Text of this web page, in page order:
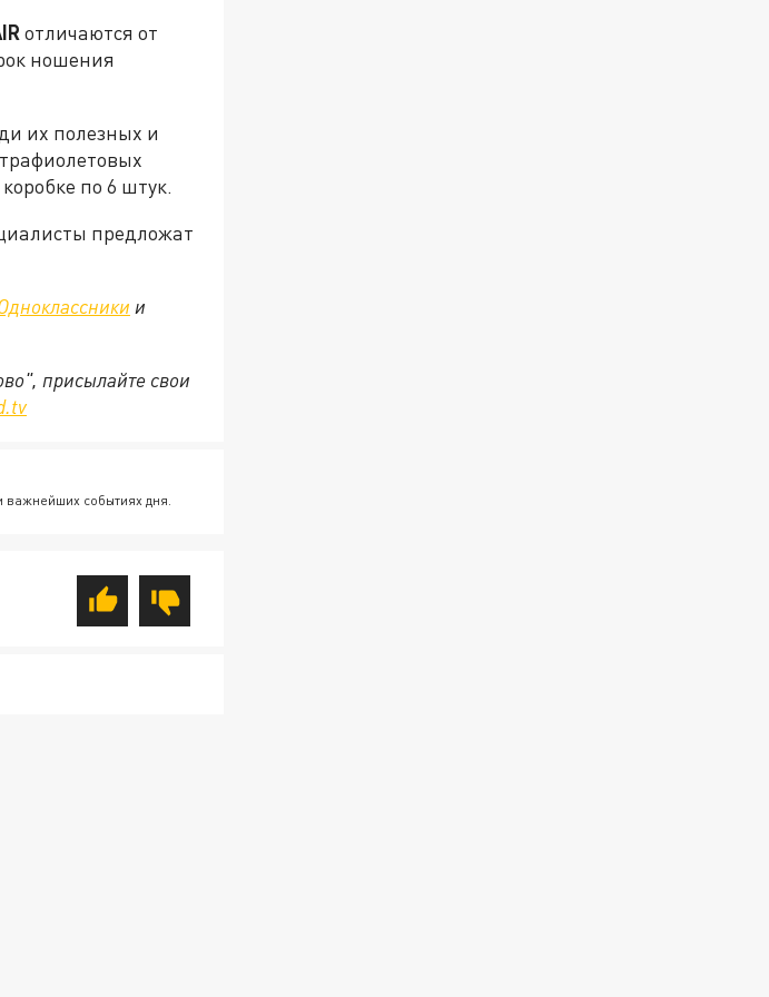
отличаются от
ношения
их полезных и
по 6 штук.
предложат
и
присылайте свои
важнейших событиях дня.